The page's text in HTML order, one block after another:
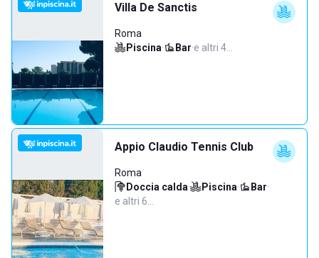
Villa De Sanctis
Roma
Piscina· Bar·e altri 4…
Appio Claudio Tennis Club
Roma
Doccia calda· Piscina· Bar·
e altri 6…